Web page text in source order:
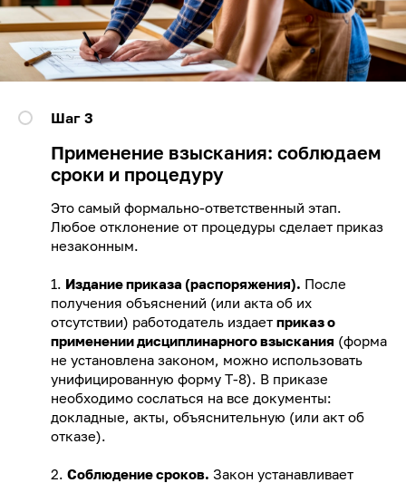
Шаг 3
Применение взыскания: соблюдаем
сроки и процедуру
Это самый формально-ответственный этап.
Любое отклонение от процедуры сделает приказ
незаконным.
1. Издание приказа (распоряжения). После
получения объяснений (или акта об их
отсутствии) работодатель издает приказ о
применении дисциплинарного взыскания (форма
не установлена законом, можно использовать
унифицированную форму Т-8). В приказе
необходимо сослаться на все документы:
докладные, акты, объяснительную (или акт об
отказе).
2. Соблюдение сроков. Закон устанавливает